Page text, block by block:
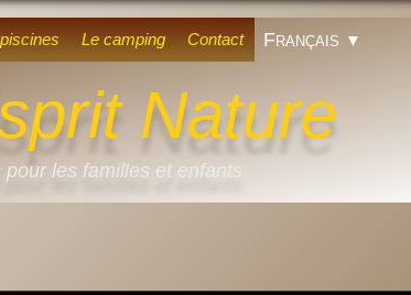
Le camping Contact Français ▼
Nature
les familles et enfants